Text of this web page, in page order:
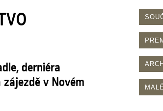
derniéra
v Novém